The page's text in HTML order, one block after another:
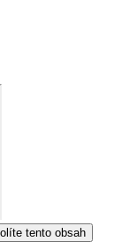
tento obsah